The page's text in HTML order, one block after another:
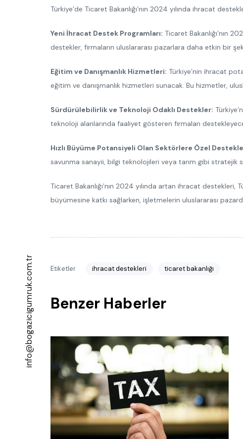
info@bogazicigumruk.com.tr
Türkiye’de Ticaret Bakanlığı’nın 2024 yılında ihracat
Yeni İhracat Destek Programları: Ticaret Bakanlığı’nın
destekler, firmaların uluslararası pazarlara daha etkin bir
Eğitim ve Danışmanlık Hizmetleri: Türkiye’nin ihracat
eğitim ve danışmanlık hizmetleri sunacak. Bu hizmetler,
Sürdürülebilirlik ve Teknoloji Odaklı Destekler:
teknoloji alanlarında faaliyet gösteren firmaları
Hızlı Büyüme Potansiyeli Olan Sektörlere Özel
savunma sanayii, bilgi teknolojileri veya tarım gibi
Ticaret Bakanlığı’nın 2024 yılında artan ihracat
büyümesine katkı sağlarken, işletmelerin uluslararası
Etiketler ihracat destekleri ticaret bakanlığı
Benzer Haberler